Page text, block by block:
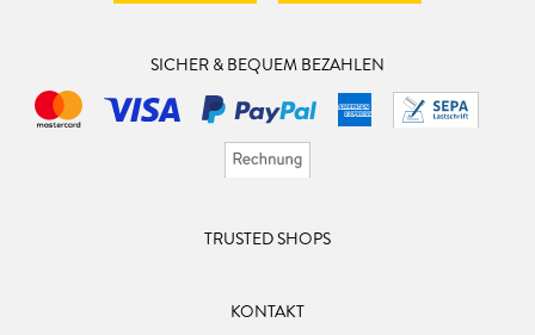
SICHER & BEQUEM BEZAHLEN
TRUSTED SHOPS
KONTAKT